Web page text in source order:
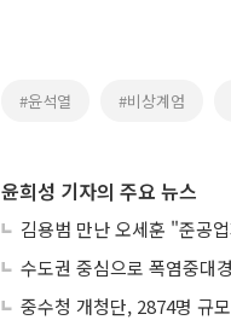
#윤석열 #비상계엄
윤희성 기자의 주요 뉴스
김용범 만난 오세훈 "준공
수도권 중심으로 폭염중대
중수청 개청단, 2874명 규